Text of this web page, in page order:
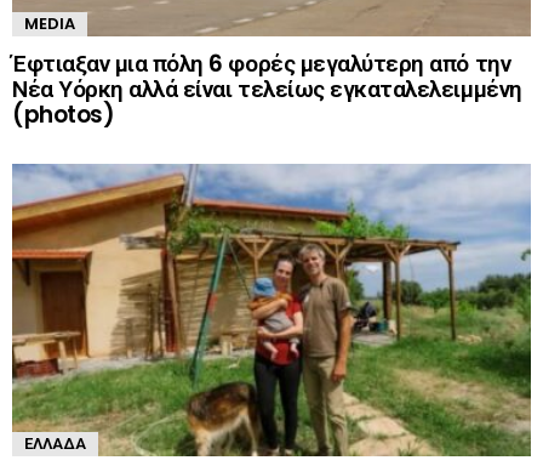
MEDIA
Έφτιαξαν μια πόλη 6 φορές μεγαλύτερη από την
Νέα Υόρκη αλλά είναι τελείως εγκαταλελειμμένη
(photos)
ΕΛΛΆΔΑ